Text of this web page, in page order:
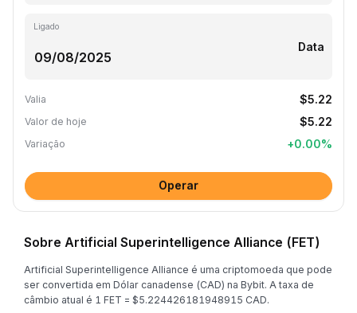
Ligado
Data
Valia $5.22
Valor de hoje $5.22
Variação +0.00%
Operar
Sobre Artificial Superintelligence Alliance (FET)
Artificial Superintelligence Alliance é uma criptomoeda que pode
ser convertida em Dólar canadense (CAD) na Bybit. A taxa de
câmbio atual é 1 FET = $5.224426181948915 CAD.